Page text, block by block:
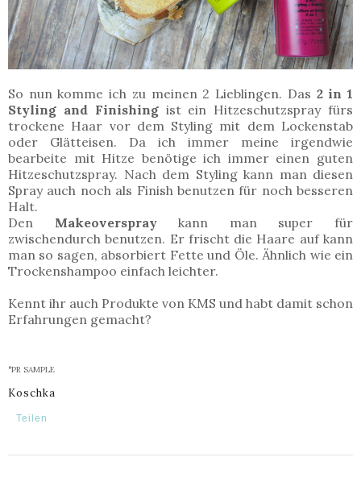
So nun komme ich zu meinen 2 Lieblingen. Das 2 in 1
Styling and Finishingist ein Hitzeschutzspray fürs
trockene Haar vor dem Styling mit dem Lockenstab
oder Glätteisen. Da ich immer meine irgendwie
bearbeite mit Hitze benötige ich immer einen guten
Hitzeschutzspray. Nach dem Styling kann man diesen
Spray auch noch als Finish benutzen für noch besseren
Halt.
Den Makeoverspraykann man super für
zwischendurch benutzen. Er frischt die Haare auf kann
man so sagen, absorbiert Fette und Öle. Ähnlich wie ein
Trockenshampoo einfach leichter.
Kennt ihr auch Produkte von KMS und habt damit schon
Erfahrungen gemacht?
°PR SAMPLE
Koschka
Teilen